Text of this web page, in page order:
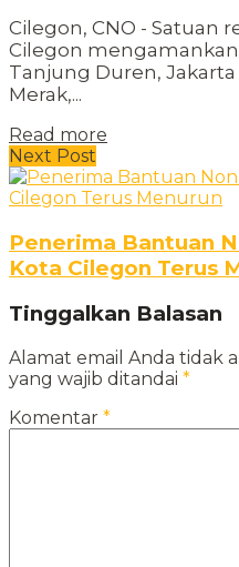
Cilegon, CNO - Satuan
Cilegon mengamankan
Tanjung Duren,
Merak,...
Read more
Next Post
Penerima Bantuan
Kota Cilegon Terus
Tinggalkan Balasan
Alamat email Anda tidak
yang wajib ditandai *
Komentar *